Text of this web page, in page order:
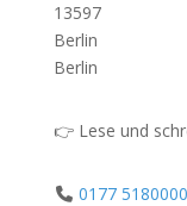
13597
Berlin
Berlin
👉 Lese und
0177 5180000